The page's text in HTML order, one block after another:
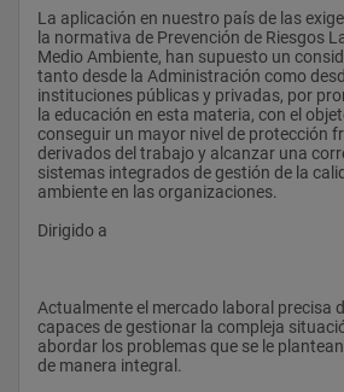
La aplicación en nuestro país de las
la normativa de Prevención de Riesgos
Medio Ambiente, han supuesto un
tanto desde la Administración como
instituciones públicas y privadas, por
la educación en esta materia, con el
conseguir un mayor nivel de protección
derivados del trabajo y alcanzar una
sistemas integrados de gestión de la
ambiente en las organizaciones.
Dirigido a
Actualmente el mercado laboral precisa
capaces de gestionar la compleja
abordar los problemas que se le
de manera integral.